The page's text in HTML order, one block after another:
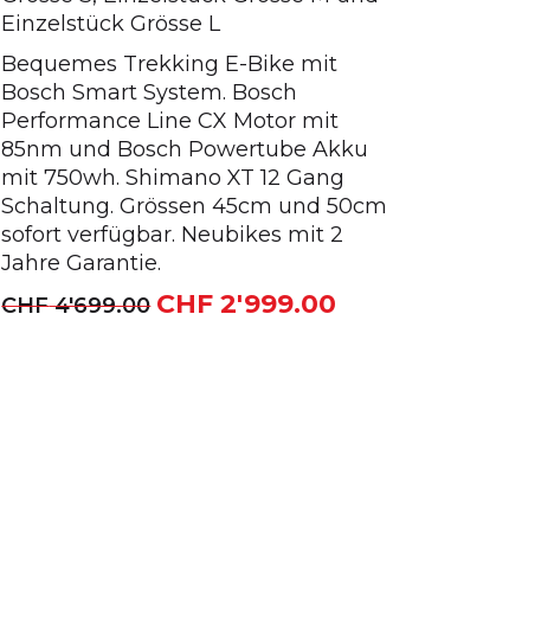
Einzelstück Grösse L
Bequemes Trekking E-Bike mit
Bosch Smart System. Bosch
Performance Line CX Motor mit
85nm und Bosch Powertube Akku
mit 750wh. Shimano XT 12 Gang
Schaltung. Grössen 45cm und 50cm
sofort verfügbar. Neubikes mit 2
Jahre Garantie.
CHF4'699.00 Ursprünglicher
CHF 2'999.00